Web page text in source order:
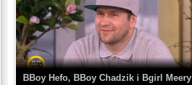
BBoy Hefo, BBoy Chadzik i Bgirl Meery